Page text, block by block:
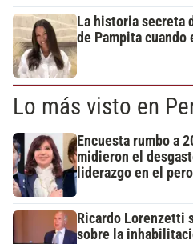
La historia secreta
de Pampita cuando
Lo más visto en
Encuesta rumbo a
midieron el
liderazgo en el
Ricardo Lorenzetti
sobre la